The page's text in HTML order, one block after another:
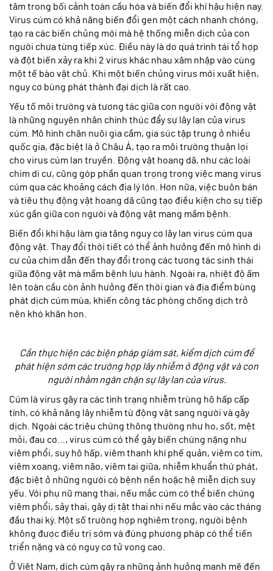
tâm trong bối cảnh toàn cầu hóa và biến đổi khí hậu hiện nay.
Virus cúm có khả năng biến đổi gen một cách nhanh chóng,
tạo ra các biến chủng mới mà hệ thống miễn dịch của con
người chưa từng tiếp xúc. Điều này là do quá trình tái tổ hợp
và đột biến xảy ra khi 2 virus khác nhau xâm nhập vào cùng
một tế bào vật chủ. Khi một biến chủng virus mới xuất hiện,
nguy cơ bùng phát thành đại dịch là rất cao.
Yếu tố môi trường và tương tác giữa con người với động vật
là những nguyên nhân chính thúc đẩy sự lây lan của virus
cúm. Mô hình chăn nuôi gia cầm, gia súc tập trung ở nhiều
quốc gia, đặc biệt là ở Châu Á, tạo ra môi trường thuận lợi
cho virus cúm lan truyền. Động vật hoang dã, như các loài
chim di cư, cũng góp phần quan trọng trong việc mang virus
cúm qua các khoảng cách địa lý lớn. Hơn nữa, việc buôn bán
và tiêu thụ động vật hoang dã cũng tạo điều kiện cho sự tiếp
xúc gần giữa con người và động vật mang mầm bệnh.
Biến đổi khí hậu làm gia tăng nguy cơ lây lan virus cúm qua
động vật. Thay đổi thời tiết có thể ảnh hưởng đến mô hình di
cư của chim dẫn đến thay đổi trong các tương tác sinh thái
giữa động vật mà mầm bệnh lưu hành. Ngoài ra, nhiệt độ ấm
lên toàn cầu còn ảnh hưởng đến thời gian và địa điểm bùng
phát dịch cúm mùa, khiến công tác phòng chống dịch trở
nên khó khăn hơn.
Cần thực hiện các biện pháp giám sát, kiểm dịch cúm để
phát hiện sớm các trường hợp lây nhiễm ở động vật và con
người nhằm ngăn chặn sự lây lan của virus.
Cúm là virus gây ra các tình trạng nhiễm trùng hô hấp cấp
tính, có khả năng lây nhiễm từ động vật sang người và gây
dịch. Ngoài các triệu chứng thông thường như ho, sốt, mệt
mỏi, đau cơ…, virus cúm có thể gây biến chứng nặng như
viêm phổi, suy hô hấp, viêm thanh khí phế quản, viêm cơ tim,
viêm xoang, viêm não, viêm tai giữa, nhiễm khuẩn thứ phát,
đặc biệt ở những người có bệnh nền hoặc hệ miễn dịch suy
yếu. Với phụ nữ mang thai, nếu mắc cúm có thể biến chứng
viêm phổi, sảy thai, gây dị tật thai nhi nếu mắc vào các tháng
đầu thai kỳ. Một số trường hợp nghiêm trọng, người bệnh
không được điều trị sớm và đúng phương pháp có thể tiến
triển nặng và có nguy cơ tử vong cao.
Ở Việt Nam, dịch cúm gây ra những ảnh hưởng mạnh mẽ đến